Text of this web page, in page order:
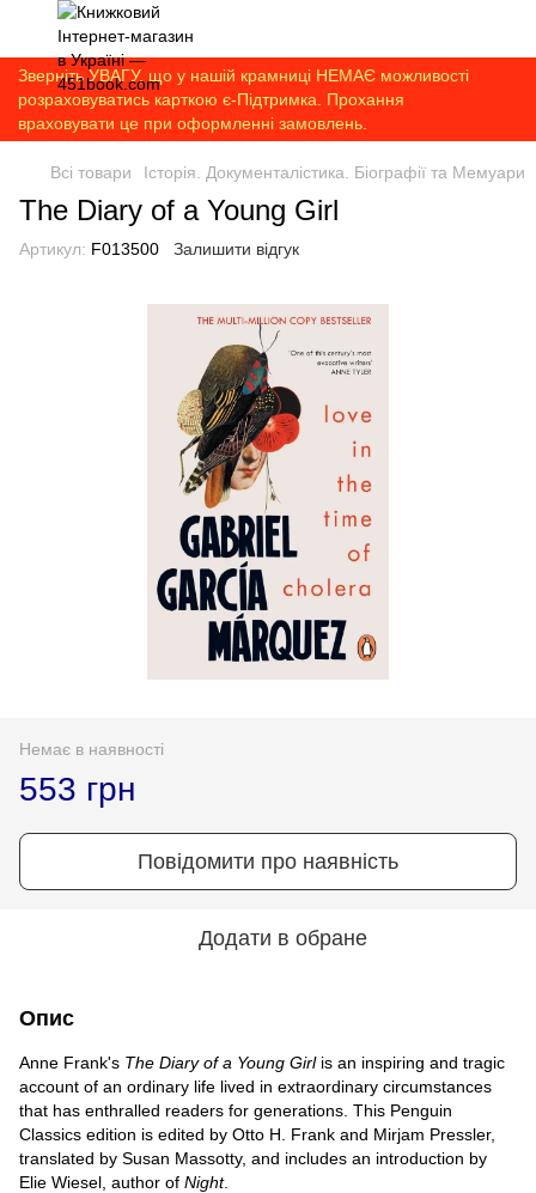
Зверніть УВАГУ, що у нашій крамниці НЕМАЄ можливості
розраховуватись карткою є-Підтримка. Прохання
враховувати це при оформленні замовлень.
Всі товари Історія. Документалістика. Біографії та Мемуари
The Diary of a Young Girl
Артикул: F013500 Залишити відгук
Немає в наявності
553 грн
Повідомити про наявність
Додати в обране
Опис
Anne Frank's The Diary of a Young Girl is an inspiring and tragic
account of an ordinary life lived in extraordinary circumstances
that has enthralled readers for generations. This Penguin
Classics edition is edited by Otto H. Frank and Mirjam Pressler,
translated by Susan Massotty, and includes an introduction by
Elie Wiesel, author of Night.